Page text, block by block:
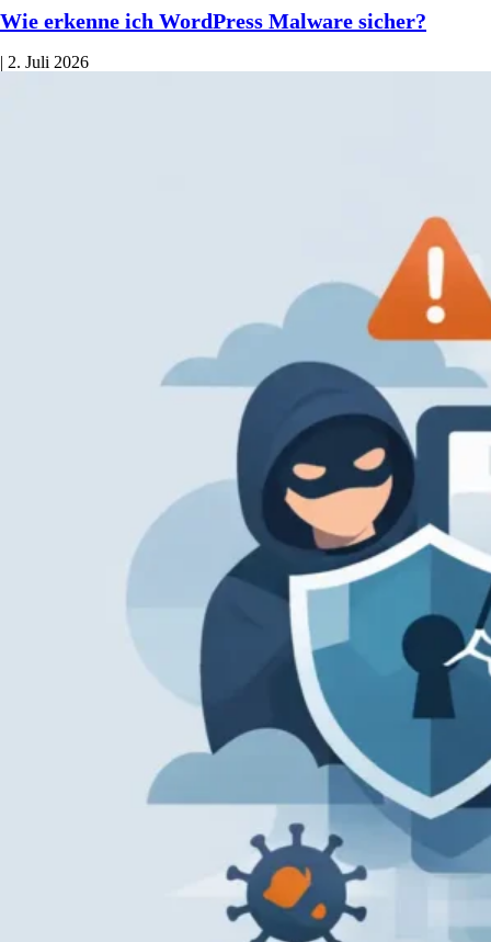
Wie erkenne ich WordPress Malware sicher?
| 2. Juli 2026